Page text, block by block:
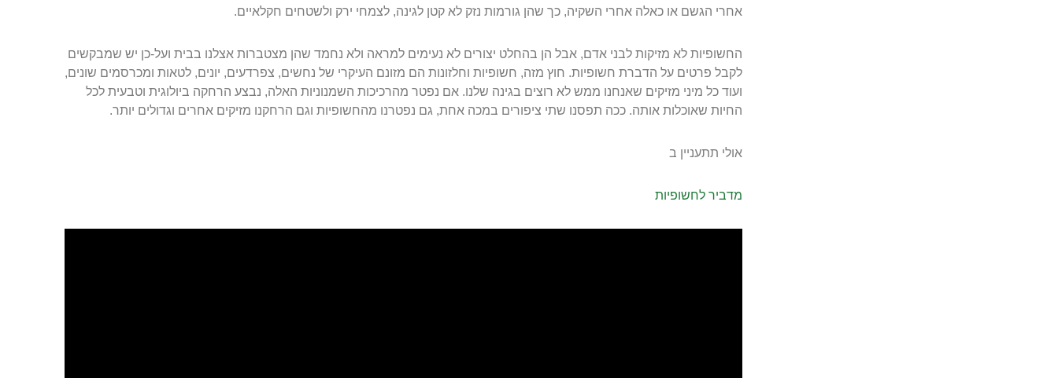
אחרי הגשם או כאלה אחרי השקיה, כך שהן גורמות נזק לא קטן לגינה, לצמחי ירק ולשטחים חקלאיים.
החשופיות לא מזיקות לבני אדם, אבל הן בהחלט יצורים לא נעימים למראה ולא נחמד שהן מצטברות אצלנו בבית ועל-כן יש שמבקשים
לקבל פרטים על הדברת חשופיות. חוץ מזה, חשופיות וחלזונות הם מזונם העיקרי של נחשים, צפרדעים, יונים, לטאות ומכרסמים שונים,
ועוד כל מיני מזיקים שאנחנו ממש לא רוצים בגינה שלנו. אם נפטר מהרכיכות השמנוניות האלה, נבצע הרחקה ביולוגית וטבעית לכל
החיות שאוכלות אותה. ככה תפסנו שתי ציפורים במכה אחת, גם נפטרנו מהחשופיות וגם הרחקנו מזיקים אחרים וגדולים יותר.
אולי תתעניין ב
מדביר לחשופיות